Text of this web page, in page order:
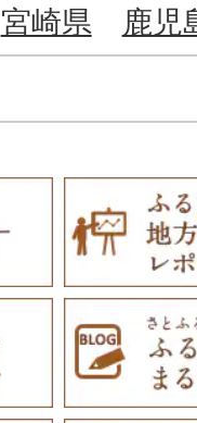
宮崎県
鹿児